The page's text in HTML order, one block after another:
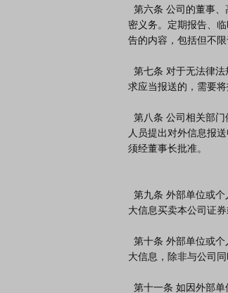
密义务。定期报告、
告的内容，包括但不
求应当报送的，需要
人员提出对外信息报
须经董事长批准。
大信息买卖本公司证
大信息，除非与公司同